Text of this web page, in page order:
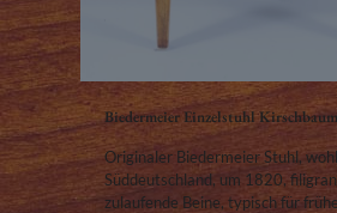
Biedermeier Einzelstuhl
Originaler Biedermeier Stuhl, wohl
Süddeutschland, um 1820,
zulaufende Beine, typisch für